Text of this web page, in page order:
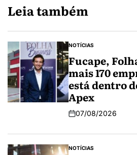
Leia também
NOTÍCIAS
Fucape,
mais 170
está dentro
Apex
07/08/2026
NOTÍCIAS